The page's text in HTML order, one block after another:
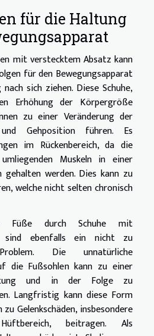
für die Haltung
mit verstecktem Absatz kann
für den Bewegungsapparat
sich ziehen. Diese Schuhe,
Erhöhung der Körpergröße
zu einer Veränderung der
Gehposition führen. Es
im Rückenbereich, da die
Muskeln in einer
werden. Dies kann zu
welche nicht selten chronisch
Füße durch Schuhe mit
sind ebenfalls ein nicht zu
Die unnatürliche
die Fußsohlen kann zu einer
und in der Folge zu
Langfristig kann diese Form
Gelenkschäden, insbesondere
beitragen. Als